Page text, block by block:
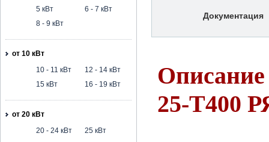
5 кВт
6 - 7 кВт
8 - 9 кВт
от 10 кВт
10 - 11 кВт
12 - 14 кВт
15 кВт
16 - 19 кВт
от 20 кВт
20 - 24 кВт
25 кВт
Документация
25-Т400